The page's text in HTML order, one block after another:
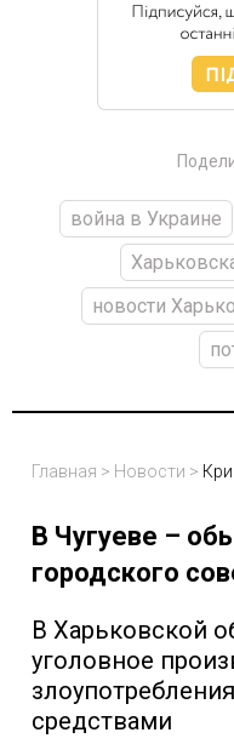
война в Украине
новости
Главная > Новости >
В Чугуеве –
городского
В Харьковской
уголовное
средствами